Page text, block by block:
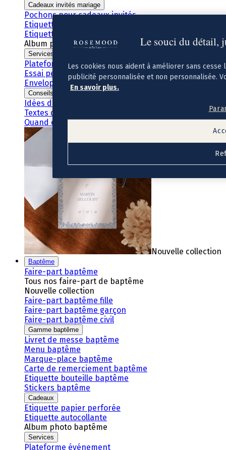
Cadeaux invités mariage
Pochons pour cadeaux invités
Etiquette autocollante
Etiquette papier perforée
Album photo mariage
Services
Plateforme événement
Essai personnalisé offert
Enveloppes
Conseils
Idées de texte faire-part mariage
Textes de remerciement mariage
Quand envoyer un faire-part de mariage ?
Nouvelle collection
Baptême
Faire-part baptême
Tous nos faire-part de baptême
Nouvelle collection
Faire-part baptême fille
Faire-part baptême garçon
Faire-part baptême civil
Gamme baptême
Livret de messe baptême
Menu baptême
Marque-place baptême
Carte de remerciement baptême
Etiquette bouteille baptême
Stickers baptême
Cadeaux
Etiquette papier perforée
Etiquette autocollante
Album photo baptême
Services
Plateforme événement
Le souci du détail,
Les cookies nous aident à améliorer sans
publicité personnalisée et non personnalisée.
En savoir plus.